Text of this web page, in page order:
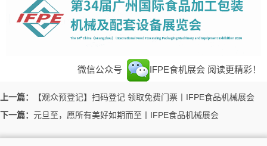
微信公众号 IFPE食机展会 阅读更精彩！
上一篇：
【观众预登记】扫码登记 领取免费门票丨IFPE食品机械展会
下一篇： 元旦至，愿所有美好如期而至丨IFPE食品机械展会